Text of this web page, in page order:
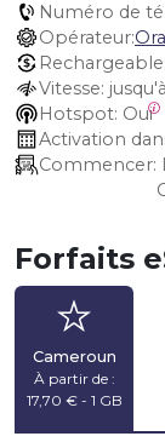
Numéro de
Opérateur:
Rechargeable:
Vitesse:
Hotspot: Oui
Activation
Commencer:
Forfaits
Cameroun
À partir de :
17,70 € - 1 GB